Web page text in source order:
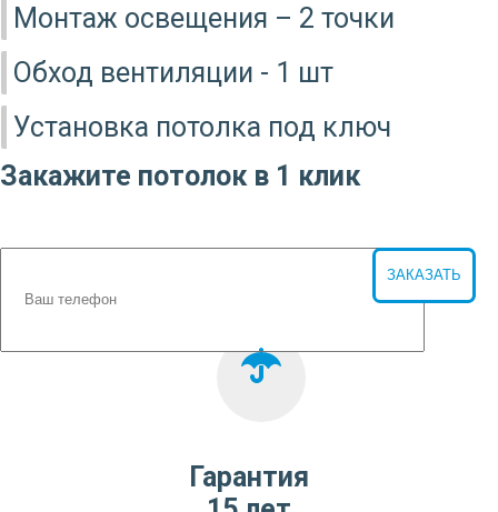
Монтаж освещения – 2 точки
Обход вентиляции - 1 шт
Установка потолка под ключ
Закажите потолок в 1 клик
Гарантия